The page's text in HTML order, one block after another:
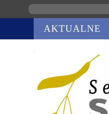
navigation
AKTUALNE